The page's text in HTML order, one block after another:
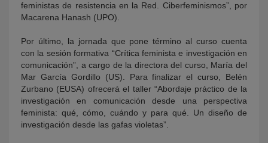
feministas de resistencia en la Red. Ciberfeminismos”, por
Macarena Hanash (UPO).
Por último, la jornada que pone término al curso cuenta
con la sesión formativa “Crítica feminista e investigación en
comunicación”, a cargo de la directora del curso, María del
Mar García Gordillo (US). Para finalizar el curso, Belén
Zurbano (EUSA) ofrecerá el taller “Abordaje práctico de la
investigación en comunicación desde una perspectiva
feminista: qué, cómo, cuándo y para qué. Un diseño de
investigación desde las gafas violetas”.